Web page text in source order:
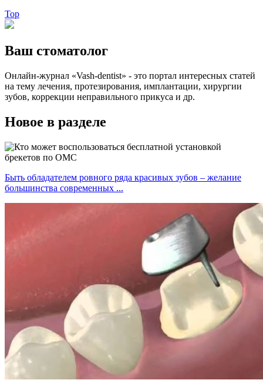
Top
Ваш стоматолог
Онлайн-журнал «Vash-dentist» - это портал интересных статей
на тему лечения, протезирования, имплантации, хирургии
зубов, коррекции неправильного прикуса и др.
Новое в разделе
Быть обладателем ровного ряда красивых зубов – желание
большинства современных ...